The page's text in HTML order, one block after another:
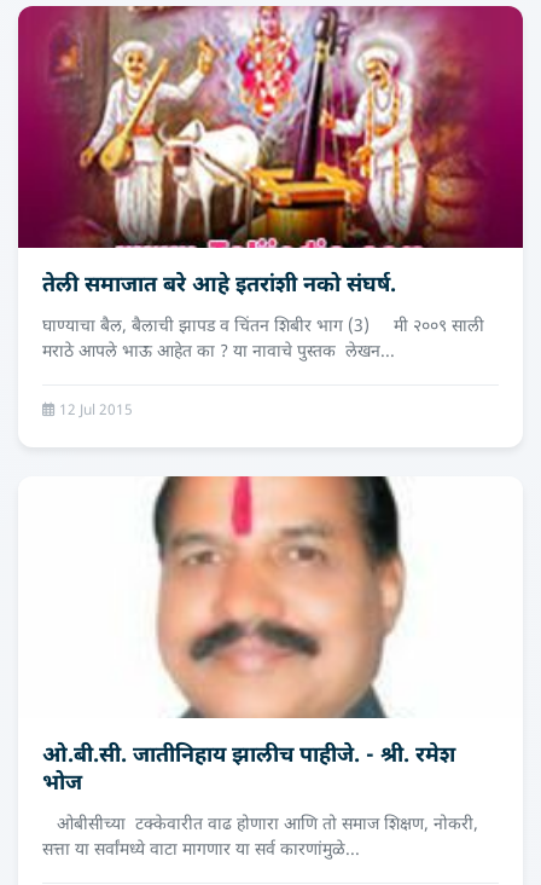
तेली समाजात बरे आहे इतरांशी नको संघर्ष.
घाण्याचा बैल, बैलाची झापड व चिंतन शिबीर भाग (3) मी २००९ साली
मराठे आपले भाऊ आहेत का ? या नावाचे पुस्तक लेखन...
12 Jul 2015
ओ.बी.सी. जातीनिहाय झालीच पाहीजे. - श्री. रमेश
भोज
ओबीसीच्या टक्केवारीत वाढ होणारा आणि तो समाज शिक्षण, नोकरी,
सत्ता या सर्वांमध्ये वाटा मागणार या सर्व कारणांमुळे...